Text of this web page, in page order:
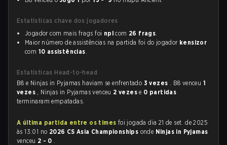
Estatísticas chave dos jogadores
Jogador com mais frags foi npl com 26 frags.
Maior número de assistências na partida foi do jogador kensizor
com 10 assistências.
Estatísticas Head-to-head
B8 e Ninjas in Pyjamas haviam se enfrentado 3 vezes . B8 venceu 1
vezes , Ninjas in Pyjamas venceu 2 vezese 0 partidas
terminaram empatadas.
A última partida entre os times foi jogada dia 21 de set. de 2025
às 13:01 no 2026 CS Asia Championships onde Ninjas in Pyjamas
venceu 2 - 0 .